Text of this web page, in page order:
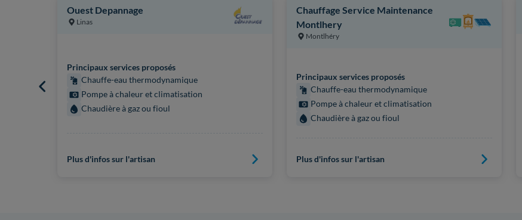
Ouest Depannage
Linas
Principaux services proposés
Chauffe-eau thermodynamique
Pompe à chaleur et climatisation
Chaudière à gaz ou fioul
Plus d'infos sur l'artisan
Chauffage Service Maintenance
Montlhery
Montlhéry
Principaux services proposés
Chauffe-eau thermodynamique
Pompe à chaleur et climatisation
Chaudière à gaz ou fioul
Plus d'infos sur l'artisan